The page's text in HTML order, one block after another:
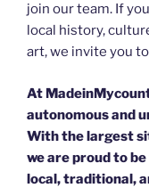
join our team. If
local history,
art, we invite you
At
autonomous and
With the largest
we are proud to
local, traditional,